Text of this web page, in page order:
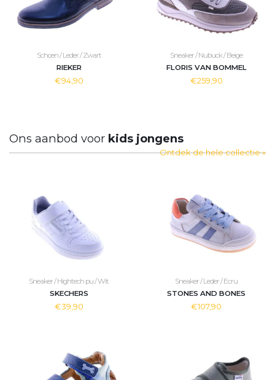
Schoen / Leder / Zwart
RIEKER
€94,90
Sneaker / Nubuck / Beige
FLORIS VAN BOMMEL
€259,90
Ons aanbod voor kids jongens
Ontdek de hele collectie »
Sneaker / Hightech pu / Wit
SKECHERS
€39,90
Sneaker / Leder / Ecru
STONES AND BONES
€107,90